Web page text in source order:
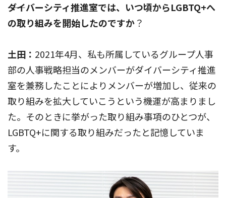
――ダイバーシティ推進室では、いつ頃からLGBTQ+へ
の取り組みを開始したのですか？
土田： 2021年4月、私も所属しているグループ人事
部の人事戦略担当のメンバーがダイバーシティ推進
室を兼務したことによりメンバーが増加し、従来の
取り組みを拡大していこうという機運が高まりまし
た。そのときに挙がった取り組み事項のひとつが、
LGBTQ+に関する取り組みだったと記憶していま
す。